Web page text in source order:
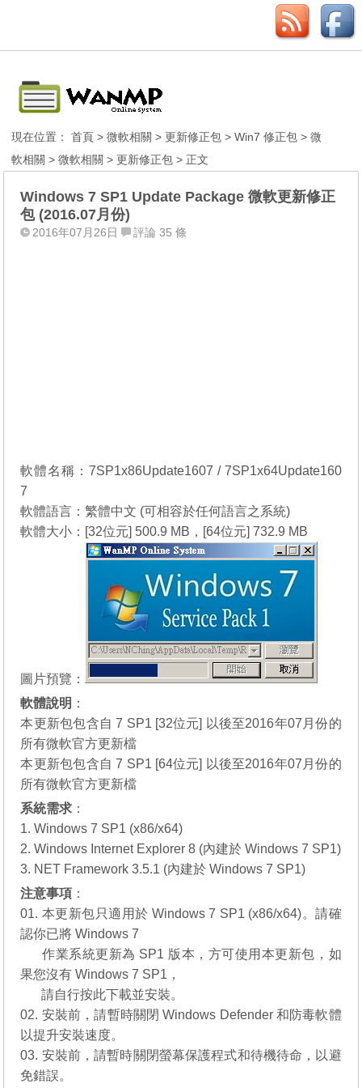
現在位置：首頁 >微軟相關 >更新修正包 >Win7 修正包 >微
軟相關 >微軟相關 >更新修正包 > 正文
Windows 7 SP1 Update Package 微軟更新修正
包 (2016.07月份)
2016年07月26日 評論 35 條
軟體名稱：7SP1x86Update1607 / 7SP1x64Update160
7
軟體語言：繁體中文 (可相容於任何語言之系統)
軟體大小：[32位元] 500.9 MB，[64位元] 732.9 MB
圖片預覽：
軟體說明 ：
本更新包包含自 7 SP1 [32位元] 以後至2016年07月份的
所有微軟官方更新檔
本更新包包含自 7 SP1 [64位元] 以後至2016年07月份的
所有微軟官方更新檔
系統需求 ：
1. Windows 7 SP1 (x86/x64)
2. Windows Internet Explorer 8 (內建於 Windows 7 SP1)
3. NET Framework 3.5.1 (內建於 Windows 7 SP1)
注意事項 ：
01. 本更新包只適用於 Windows 7 SP1 (x86/x64)。請確
認你已將 Windows 7
作業系統更新為 SP1 版本，方可使用本更新包，如
果您沒有Windows 7 SP1 ，
請自行按此下載並安裝。
02. 安裝前，請暫時關閉 Windows Defender 和防毒軟體
以提升安裝速度。
03. 安裝前，請暫時關閉螢幕保護程式和待機待命，以避
免錯誤。